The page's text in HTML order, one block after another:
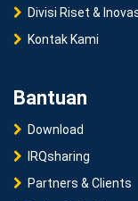
Divisi Riset &
Kontak Kami
Bantuan
Download
IRQsharing
Partners & Clients